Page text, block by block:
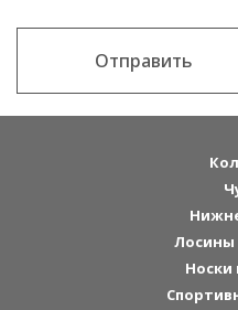
Отправить
Лосины
Носки